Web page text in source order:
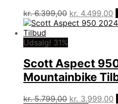
kr.6.399,00 Den
oprindelige
kr. 4.499,00
Udsalg! 31%
Scott Aspect
Mountainbike
kr.5.799,00 Den
kr. 3.999,00